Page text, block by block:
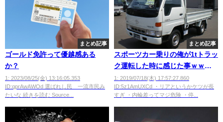
まとめ記事
ゴールド免許って優越感ある
か？
1: 2023/08/25(金) 13:16:05.353
ID:qprAwAWOd 選ばれし民 一流市民み
たいな 続きを読む Source...
まとめ記事
スポーツカー乗りの俺が1tトラッ
ク運転した時に感じた事ｗｗｗ
ｗｗｗｗｗｗｗ
1: 2019/07/18(木) 17:57:27.860
ID:5z1AmUXCd ・リアというかケツが長
すぎ ・内輪差ってマジ危険 ・停...